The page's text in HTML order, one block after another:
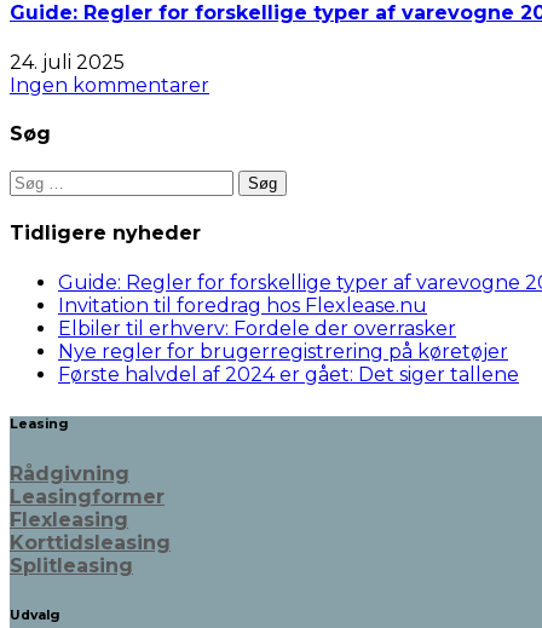
Guide: Regler for forskellige typer af varevogne
24. juli 2025
Ingen kommentarer
Søg
Søg
efter:
Tidligere nyheder
Guide: Regler for forskellige typer af varevogne
Invitation til foredrag hos Flexlease.nu
Elbiler til erhverv: Fordele der overrasker
Nye regler for brugerregistrering på køretøjer
Første halvdel af 2024 er gået: Det siger tallene
Leasing
Rådgivning
Leasingformer
Flexleasing
Korttidsleasing
Splitleasing
Udvalg